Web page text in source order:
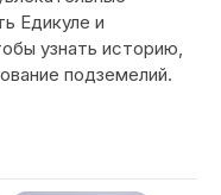
Едикуле и
узнать историю,
подземелий.